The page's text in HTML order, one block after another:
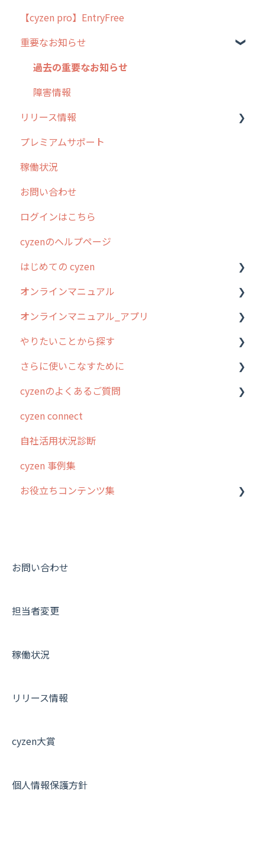
よくある質問
ラウンダー
メンテナンス
外廻り営業
清掃
不動産
【cyzen pro】EntryFree
重要なお知らせ
過去の重要なお知らせ
障害情報
リリース情報
リリース
2026年のリリース情報
2025年のリリース情報
2024年のリリース情報
2023年のリリース情報
過去のリリース
2019年までのリリース情報
お客様の声を実現しました
プレミアムサポート
稼働状況
お問い合わせ
ログインはこちら
cyzenのヘルプページ
はじめての cyzen
0. はじめてのcyzenの使い方
1. cyzenについて知ろう
2. 主要機能の概要
3. cyzenの位置情報取得について
4. cyzen利用前の準備：システム管理者編
5. 基本的な使い方：システム管理者編
6. 基本的な使い方：ユーザー編
7. 初心者向けよくある質問集
8. 用語集
【業界業種別】cyzen設定方法
オンラインマニュアル
管理サイトの使い始め
ユーザー・グループ管理
行動管理
予定管理
スポット
ステータス・主観
報告書・行動種別
勤怠管理
帳票出力
商品
オンラインマニュアル_アプリ
アプリの使い始め
ホーム画面
スポット
報告閲覧
予定
日報
履歴
パフォーマンス
お知らせ
やりたいことから探す
行動管理
勤怠管理
予定管理
スポット
ステータス・主観
報告書・行動種別
活動通知
商品
さらに使いこなすために
はじめに
スポット・ステータス関連オプション
交通費自動計算
安全走行支援
写真管理・高画質化
その他オプション
契約・その他
cyzenのよくあるご質問
ログインについて
グループ・ユーザーについて
GPS・位置情報 について
ルート自動記録 について
報告書について
メンバー画面について
その他よくある質問
cyzen connect
自社活用状況診断
cyzen 事例集
お役立ちコンテンツ集
動画集：共通
お問い合わせ
担当者変更
稼働状況
リリース情報
cyzen大賞
個人情報保護方針